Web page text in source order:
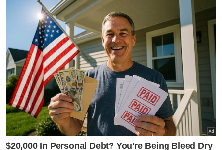
Muat turun aplikasi Sinar Harian.
Klik di sini!
Rasuah
Belia
Artikel Disyorkan